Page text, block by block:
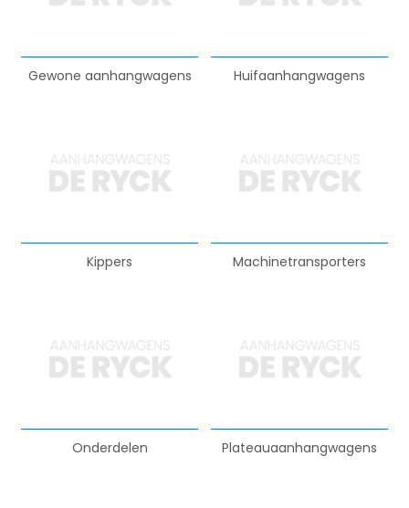
Gewone aanhangwagens Huifaanhangwagens
Kippers Machinetransporters
Onderdelen Plateauaanhangwagens